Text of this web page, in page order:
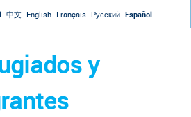
to navigation
中文 English Français Русский Español
y